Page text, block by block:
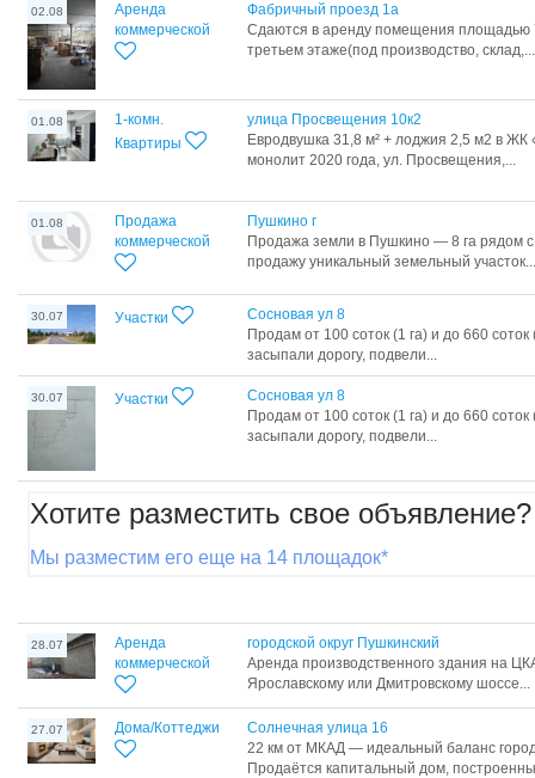
02.08
Аренда
коммерческой
Фабричный проезд 1а
Сдаются в аренду помещения площадью
третьем этаже(под производство, склад,...
01.08
1-комн.
Квартиры
улица Просвещения 10к2
Евродвушка 31,8 м² + лоджия 2,5 м2 в
монолит 2020 года, ул. Просвещения,...
01.08
Продажа
коммерческой
Пушкино г
Продажа земли в Пушкино — 8 га рядом
продажу уникальный земельный участок...
30.07 Участки
Сосновая ул 8
Продам от 100 соток (1 га) и до 660
засыпали дорогу, подвели...
30.07 Участки
Сосновая ул 8
Продам от 100 соток (1 га) и до 660
засыпали дорогу, подвели...
Хотите разместить свое объявление?
Мы разместим его еще на 14 площадок*
28.07
Аренда
коммерческой
городской округ Пушкинский
Аренда производственного здания на
Ярославскому или Дмитровскому шоссе...
27.07 Дома/Коттеджи
Солнечная улица 16
22 км от МКАД — идеальный баланс
Продаётся капитальный дом,